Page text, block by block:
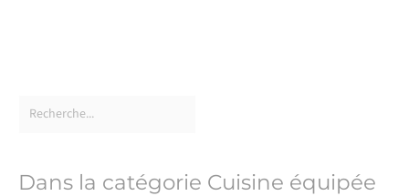
Dans la catégorie Cuisine équipée